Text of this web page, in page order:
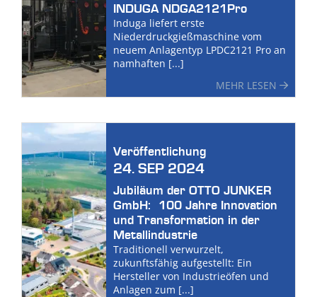
INDUGA NDGA2121Pro
Induga liefert erste
Niederdruckgießmaschine vom
neuem Anlagentyp LPDC2121 Pro an
namhaften [...]
MEHR LESEN
Veröffentlichung
24. SEP 2024
Jubiläum der OTTO JUNKER
GmbH: 100 Jahre Innovation
und Transformation in der
Metallindustrie
Traditionell verwurzelt,
zukunftsfähig aufgestellt: Ein
Hersteller von Industrieöfen und
Anlagen zum [...]